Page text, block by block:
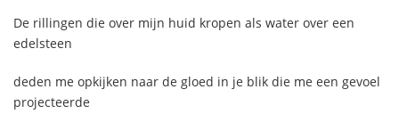
De rillingen die over mijn huid kropen als water over een
edelsteen
deden me opkijken naar de gloed in je blik die me een gevoel
projecteerde